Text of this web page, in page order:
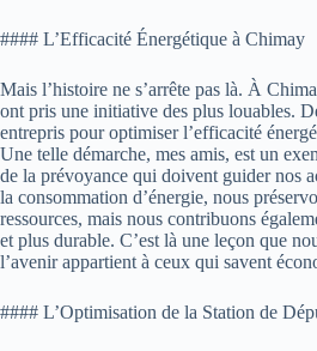
#### L’Efficacité Énergétique à Chimay
Mais l’histoire ne s’arrête pas là. À
ont pris une initiative des plus louables.
entrepris pour optimiser l’efficacité
Une telle démarche, mes amis, est un
de la prévoyance qui doivent guider nos
la consommation d’énergie, nous
ressources, mais nous contribuons
et plus durable. C’est là une leçon que
l’avenir appartient à ceux qui savent
#### L’Optimisation de la Station de